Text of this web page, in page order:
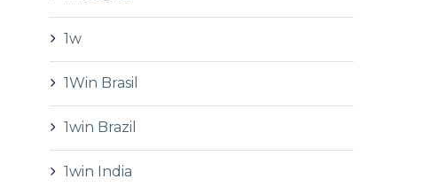
1w
1Win Brasil
1win Brazil
1win India